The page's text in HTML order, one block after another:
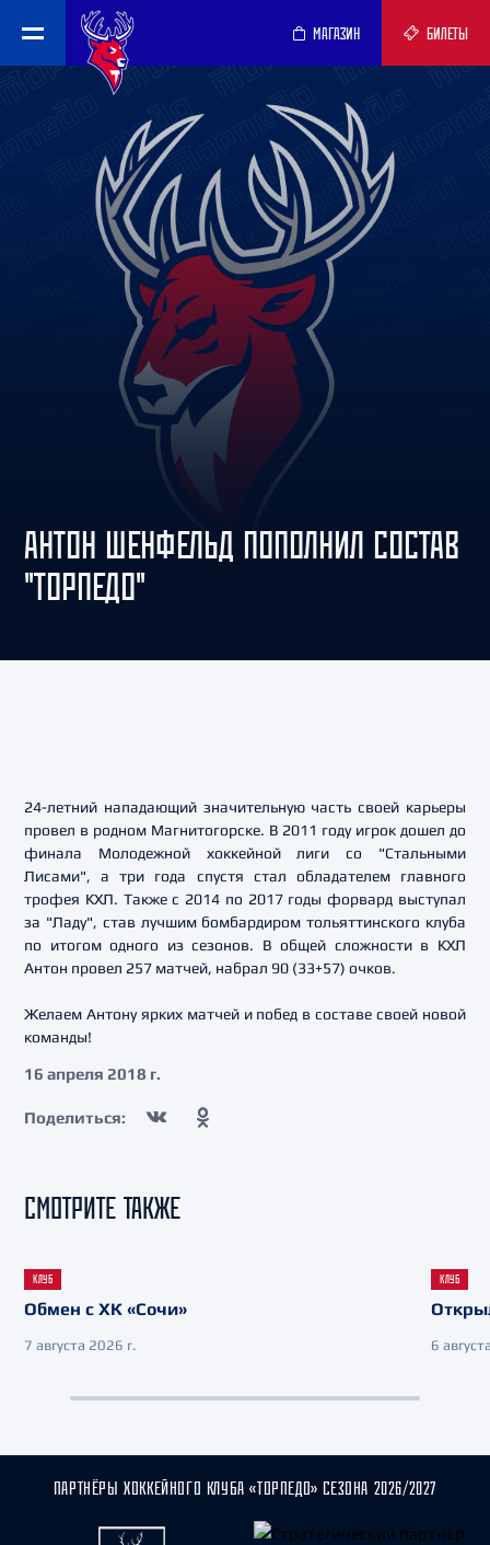
МАГАЗИН БИЛЕТЫ
АНТОН ШЕНФЕЛЬД ПОПОЛНИЛ СОСТАВ
"ТОРПЕДО"
24-летний нападающий значительную часть своей карьеры
провел в родном Магнитогорске. В 2011 году игрок дошел до
финала Молодежной хоккейной лиги со "Стальными
Лисами", а три года спустя стал обладателем главного
трофея КХЛ. Также с 2014 по 2017 годы форвард выступал
за "Ладу", став лучшим бомбардиром тольяттинского клуба
по итогом одного из сезонов. В общей сложности в КХЛ
Антон провел 257 матчей, набрал 90 (33+57) очков.
Желаем Антону ярких матчей и побед в составе своей новой
команды!
16 апреля 2018 г.
Поделиться:
СМОТРИТЕ ТАКЖЕ
КЛУБ
Обмен с ХК «Сочи»
7 августа 2026 г.
КЛУБ
6
ПАРТНЁРЫ ХОККЕЙНОГО КЛУБА «ТОРПЕДО» СЕЗОНА 2026/2027